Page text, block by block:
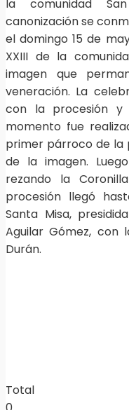
la comunidad
canonización se
el domingo 15 de
XXIII de la
imagen que
veneración. La
con la procesión y
momento fue
primer párroco de la
de la imagen.
rezando la
procesión llegó
Santa Misa,
Aguilar Gómez, con
Durán.
Total